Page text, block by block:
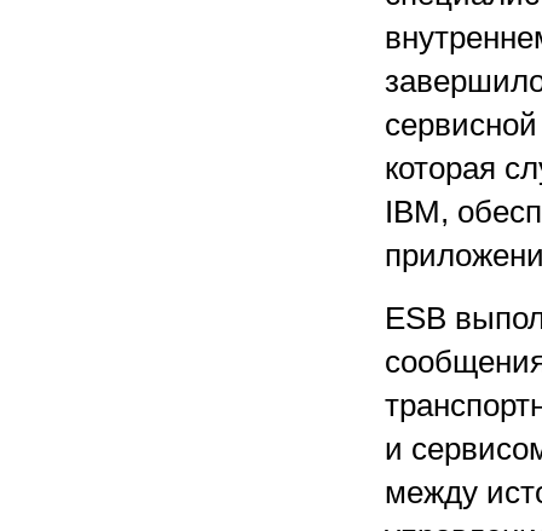
которая
IBM,
ESB
и
между